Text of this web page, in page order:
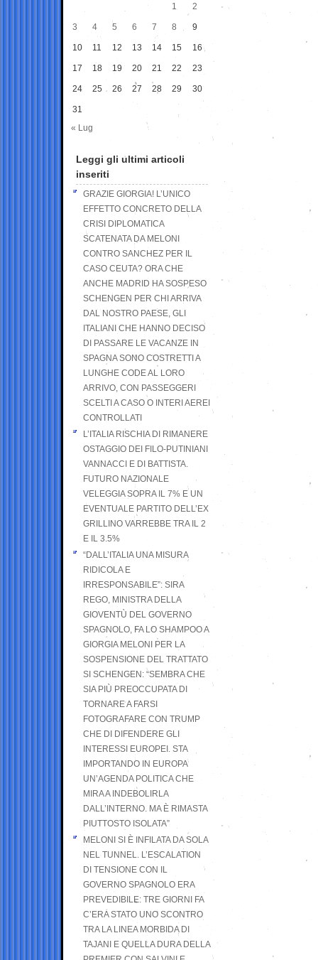
1
2
3 4 5 6 7 8 9
10 11 12 13 14 15 16
17 18 19 20 21 22 23
24 25 26 27 28 29 30
31
« Lug
Leggi gli ultimi articoli
inseriti
GRAZIE GIORGIA! L’UNICO
EFFETTO CONCRETO DELLA
CRISI DIPLOMATICA
SCATENATA DA MELONI
CONTRO SANCHEZ PER IL
CASO CEUTA? ORA CHE
ANCHE MADRID HA SOSPESO
SCHENGEN PER CHI ARRIVA
DAL NOSTRO PAESE, GLI
ITALIANI CHE HANNO DECISO
DI PASSARE LE VACANZE IN
SPAGNA SONO COSTRETTI A
LUNGHE CODE AL LORO
ARRIVO, CON PASSEGGERI
SCELTI A CASO O INTERI AEREI
CONTROLLATI
L’ITALIA RISCHIA DI RIMANERE
OSTAGGIO DEI FILO-PUTINIANI
VANNACCI E DI BATTISTA.
FUTURO NAZIONALE
VELEGGIA SOPRA IL 7% E UN
EVENTUALE PARTITO DELL’EX
GRILLINO VARREBBE TRA IL 2
E IL 3.5%
“DALL’ITALIA UNA MISURA
RIDICOLA E
IRRESPONSABILE”: SIRA
REGO, MINISTRA DELLA
GIOVENTÙ DEL GOVERNO
SPAGNOLO, FA LO SHAMPOO A
GIORGIA MELONI PER LA
SOSPENSIONE DEL TRATTATO
SI SCHENGEN: “SEMBRA CHE
SIA PIÙ PREOCCUPATA DI
TORNARE A FARSI
FOTOGRAFARE CON TRUMP
CHE DI DIFENDERE GLI
INTERESSI EUROPEI. STA
IMPORTANDO IN EUROPA
UN’AGENDA POLITICA CHE
MIRA A INDEBOLIRLA
DALL’INTERNO. MA È RIMASTA
PIUTTOSTO ISOLATA”
MELONI SI È INFILATA DA SOLA
NEL TUNNEL. L’ESCALATION
DI TENSIONE CON IL
GOVERNO SPAGNOLO ERA
PREVEDIBILE: TRE GIORNI FA
C’ERA STATO UNO SCONTRO
TRA LA LINEA MORBIDA DI
TAJANI E QUELLA DURA DELLA